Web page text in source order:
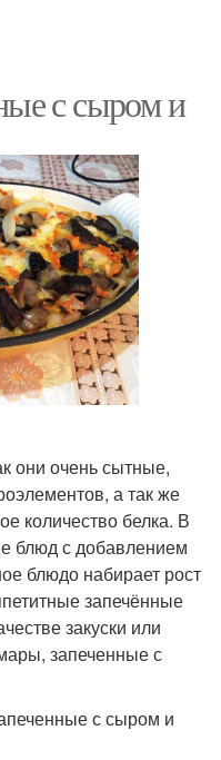
с сыром и
они очень сытные,
а так же
количество белка. В
блюд с добавлением
блюдо набирает рост
запечённые
закуски или
запеченные с
с сыром и